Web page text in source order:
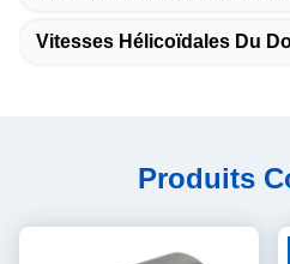
Vitesses Hélicoïdales Du
Produits